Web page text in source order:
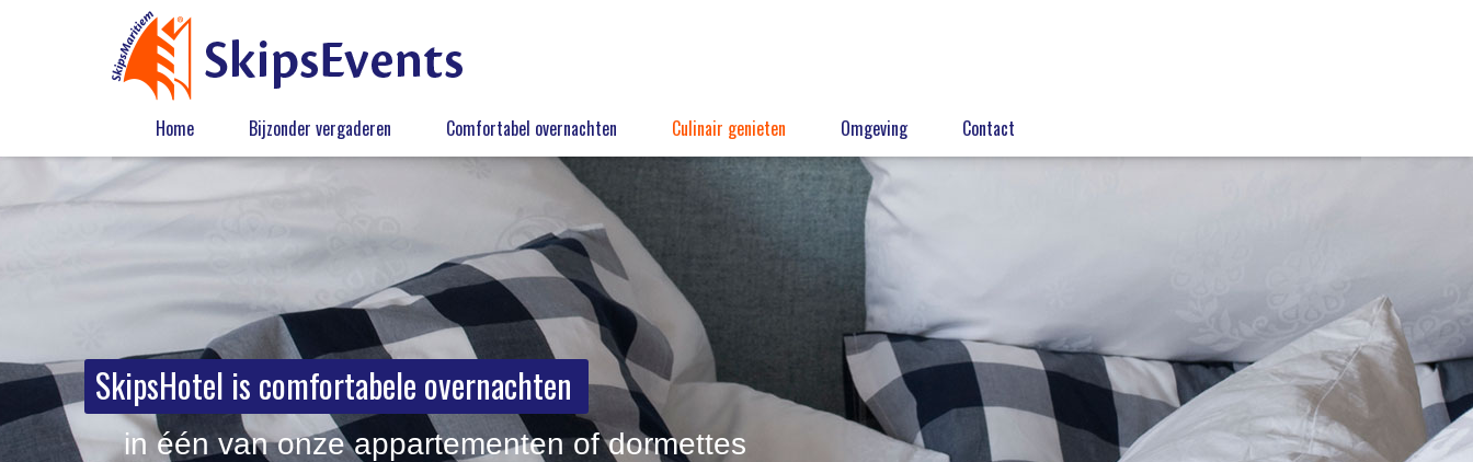
Home Bijzonder vergaderen Comfortabel overnachten Culinair genieten Omgeving Contact
SkipsHotel is comfortabele overnachten
in één van onze appartementen of dormettes